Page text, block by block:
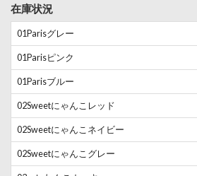
在庫状況
01Parisグレー
01Parisピンク
01Parisブルー
02Sweetにゃんこレッド
02Sweetにゃんこネイビー
02Sweetにゃんこグレー